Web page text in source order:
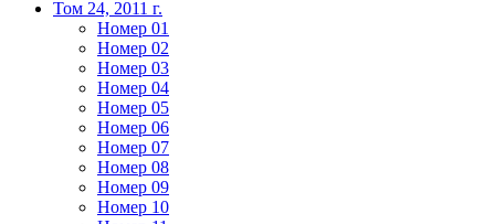
Том 24, 2011 г.
Номер 01
Номер 02
Номер 03
Номер 04
Номер 05
Номер 06
Номер 07
Номер 08
Номер 09
Номер 10